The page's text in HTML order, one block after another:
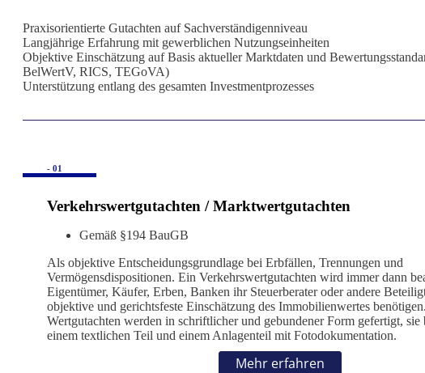
Praxisorientierte Gutachten auf Sachverständigenniveau
Langjährige Erfahrung mit gewerblichen Nutzungseinheiten
Objektive Einschätzung auf Basis aktueller Marktdaten und
BelWertV, RICS, TEGoVA)
Unterstützung entlang des gesamten Investmentprozesses
- 01
Verkehrswertgutachten / Marktwertgutachten
Gemäß §194 BauGB
Als objektive Entscheidungsgrundlage bei Erbfällen, Trennungen und
Vermögensdispositionen. Ein Verkehrswertgutachten wird immer dann
Eigentümer, Käufer, Erben, Banken ihr Steuerberater oder andere
objektive und gerichtsfeste Einschätzung des Immobilienwertes
Wertgutachten werden in schriftlicher und gebundener Form gefertigt, sie
einem textlichen Teil und einem Anlagenteil mit Fotodokumentation.
Mehr erfahren